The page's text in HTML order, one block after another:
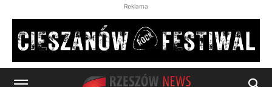
Reklama